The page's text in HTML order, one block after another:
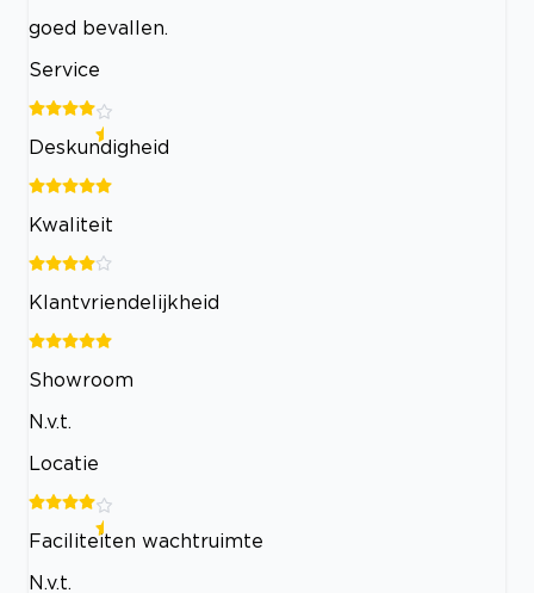
goed bevallen.
Service
Deskundigheid
Kwaliteit
Klantvriendelijkheid
Showroom
N.v.t.
Locatie
Faciliteiten wachtruimte
N.v.t.